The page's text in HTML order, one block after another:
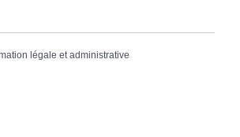
légale et administrative